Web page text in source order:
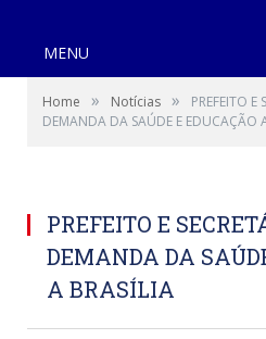
MENU
Home » Notícias »
PREFEITO E
DEMANDA DA SAÚDE E EDUCAÇÃO
PREFEITO E
DEMANDA DA
A BRASÍLIA